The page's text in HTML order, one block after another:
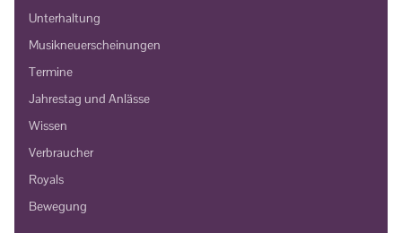
Unterhaltung
Musikneuerscheinungen
Termine
Jahrestag und Anlässe
Wissen
Verbraucher
Royals
Bewegung